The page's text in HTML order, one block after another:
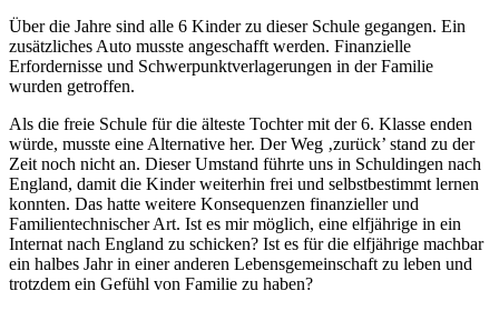
Über die Jahre sind alle 6 Kinder zu dieser Schule gegangen. Ein
zusätzliches Auto musste angeschafft werden. Finanzielle
Erfordernisse und Schwerpunktverlagerungen in der Familie
wurden getroffen.
Als die freie Schule für die älteste Tochter mit der 6. Klasse enden
würde, musste eine Alternative her. Der Weg ‚zurück’ stand zu der
Zeit noch nicht an. Dieser Umstand führte uns in Schuldingen nach
England, damit die Kinder weiterhin frei und selbstbestimmt lernen
konnten. Das hatte weitere Konsequenzen finanzieller und
Familientechnischer Art. Ist es mir möglich, eine elfjährige in ein
Internat nach England zu schicken? Ist es für die elfjährige machbar
ein halbes Jahr in einer anderen Lebensgemeinschaft zu leben und
trotzdem ein Gefühl von Familie zu haben?